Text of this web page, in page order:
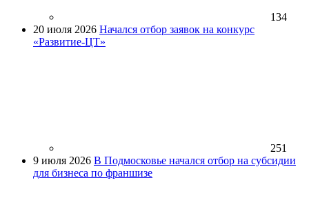
134
20 июля 2026 Начался отбор заявок на конкурс
«Развитие-ЦТ»
251
9 июля 2026 В Подмосковье начался отбор на субсидии
для бизнеса по франшизе